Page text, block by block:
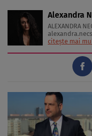
Alexandra
ALEXANDRA
de Jurnalism
Iubeşte să
visul ei încă
citește mai